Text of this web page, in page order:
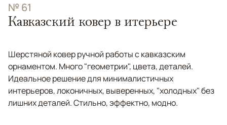
№ 61
Кавказский ковер в итерьере
Шерстяной ковер ручной работы с кавказским
орнаментом. Много "геометрии", цвета, деталей.
Идеальное решение для минималистичных
интерьеров, локоничных, выверенных, "холодных" без
лишних деталей. Стильно, эффектно, модно.